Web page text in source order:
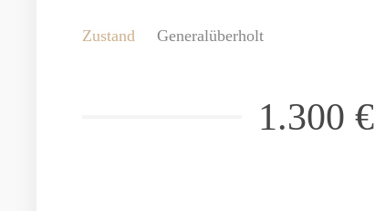
Zustand Generalüberholt
1.300 €